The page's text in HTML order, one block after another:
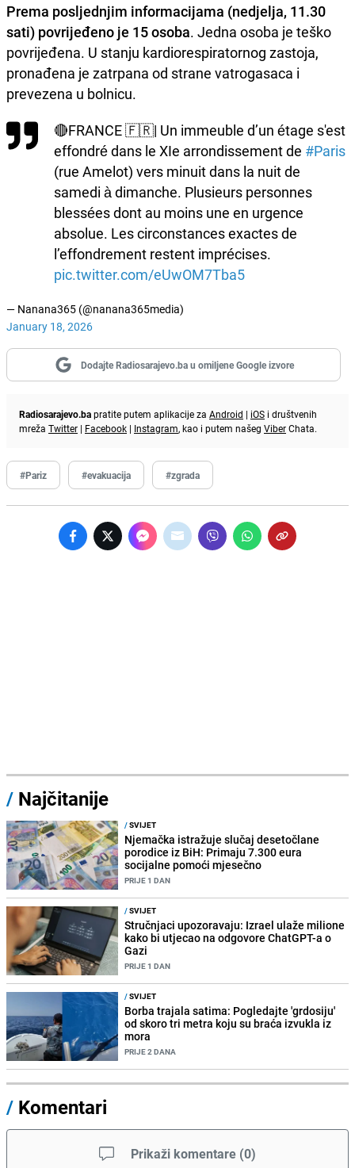
Prema posljednjim informacijama (nedjelja, 11.30
sati) povrijeđeno je 15 osoba. Jedna osoba je teško
povrijeđena. U stanju kardiorespiratornog zastoja,
pronađena je zatrpana od strane vatrogasaca i
prevezena u bolnicu.
🔴FRANCE 🇫🇷| Un immeuble d’un étage s'est
effondré dans le XIe arrondissement de #Paris
(rue Amelot) vers minuit dans la nuit de
samedi à dimanche. Plusieurs personnes
blessées dont au moins une en urgence
absolue. Les circonstances exactes de
l’effondrement restent imprécises.
pic.twitter.com/eUwOM7Tba5
— Nanana365 (@nanana365media)
January 18, 2026
Dodajte Radiosarajevo.ba u omiljene Google izvore
Radiosarajevo.bapratite putem aplikacije za Android | iOS i društvenih
mreža Twitter | Facebook | Instagram, kao i putem našeg ViberChata.
#Pariz #evakuacija #zgrada
/ Najčitanije
/SVIJET
Njemačka istražuje slučaj desetočlane
porodice iz BiH: Primaju 7.300 eura
socijalne pomoći mjesečno
PRIJE 1 DAN
/SVIJET
Stručnjaci upozoravaju: Izrael ulaže milione
kako bi utjecao na odgovore ChatGPT-a o
Gazi
PRIJE 1 DAN
/SVIJET
Borba trajala satima: Pogledajte 'grdosiju'
od skoro tri metra koju su braća izvukla iz
mora
PRIJE 2 DANA
/ Komentari
Prikaži komentare (0)